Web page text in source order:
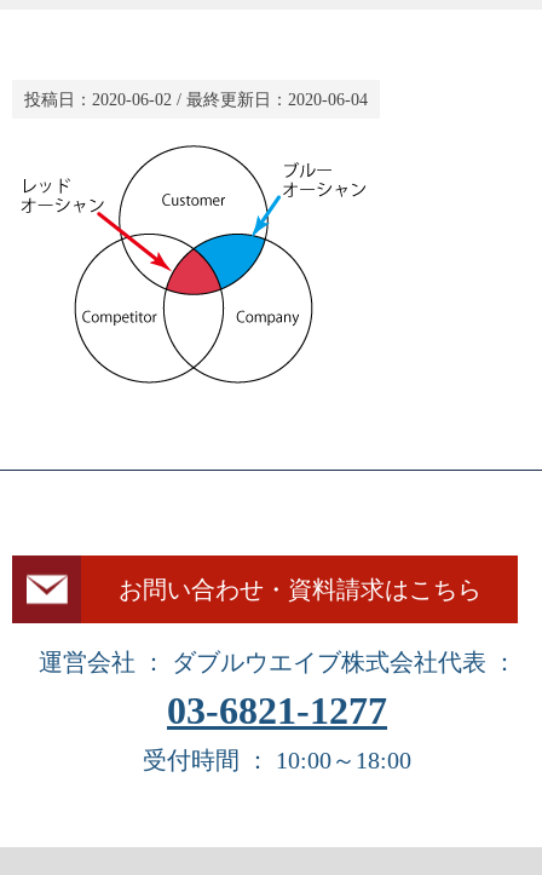
投稿日： 2020-06-02 / 最終更新日： 2020-06-04
お問い合わせ・資料請求はこちら
運営会社 ： ダブルウエイブ株式会社代表 ：
03-6821-1277
受付時間 ： 10:00～18:00